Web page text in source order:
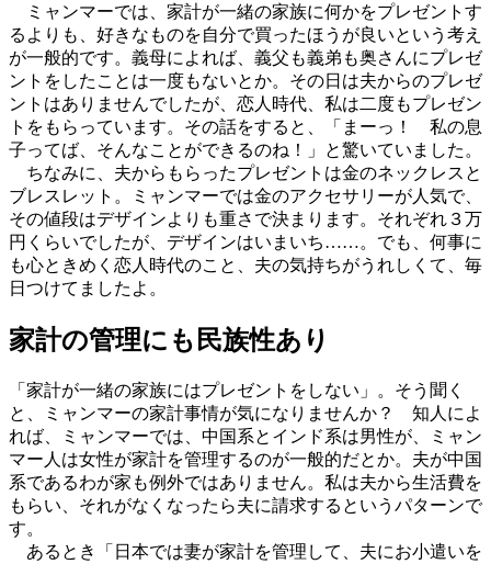
ミャンマーでは、家計が一緒の家族に何かをプレゼントす
るよりも、好きなものを自分で買ったほうが良いという考え
が一般的です。義母によれば、義父も義弟も奥さんにプレゼ
ントをしたことは一度もないとか。その日は夫からのプレゼ
ントはありませんでしたが、恋人時代、私は二度もプレゼン
トをもらっています。その話をすると、「まーっ！ 私の息
子ってば、そんなことができるのね！」と驚いていました。
ちなみに、夫からもらったプレゼントは金のネックレスと
ブレスレット。ミャンマーでは金のアクセサリーが人気で、
その値段はデザインよりも重さで決まります。それぞれ３万
円くらいでしたが、デザインはいまいち……。でも、何事に
も心ときめく恋人時代のこと、夫の気持ちがうれしくて、毎
日つけてましたよ。
家計の管理にも民族性あり
「家計が一緒の家族にはプレゼントをしない」。そう聞く
と、ミャンマーの家計事情が気になりませんか？ 知人によ
れば、ミャンマーでは、中国系とインド系は男性が、ミャン
マー人は女性が家計を管理するのが一般的だとか。夫が中国
系であるわが家も例外ではありません。私は夫から生活費を
もらい、それがなくなったら夫に請求するというパターンで
す。
あるとき「日本では妻が家計を管理して、夫にお小遣いを